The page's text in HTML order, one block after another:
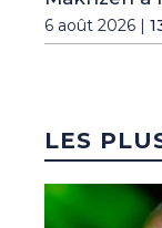
6 août 2026 |
LES